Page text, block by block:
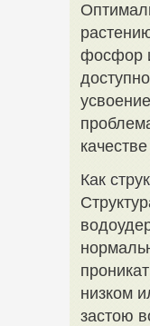
фосфор
Как
низком
застою